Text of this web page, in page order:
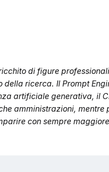
di figure
ricerca. Il Prompt
artificiale generativa, il
amministrazioni, mentre
con sempre